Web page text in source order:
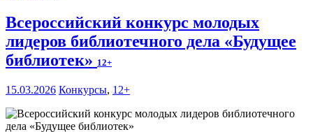
Всероссийский конкурс молодых
лидеров библиотечного дела «Будущее
библиотек» 12+
15.03.2026 Конкурсы, 12+